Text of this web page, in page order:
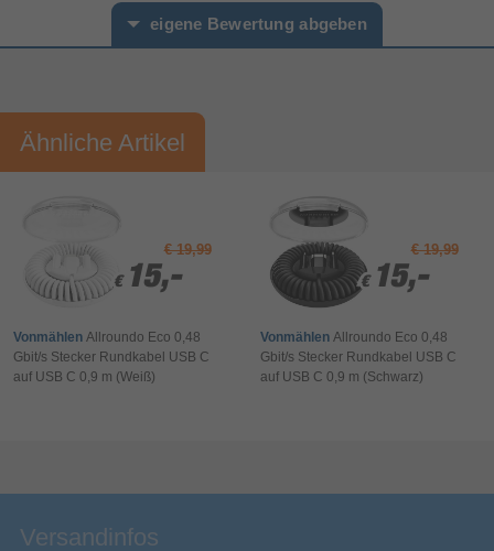
15094000026
Herstellerartikelnummer A88E2012
eigene Bewertung abgeben
Ihre Bewertung:
Ähnliche Artikel
€ 19,99
€ 15,-
€ 15,-
Vonmählen Allroundo Eco 0,48
Gbit/s Stecker Rundkabel USB C
auf USB C 0,9 m (Weiß)
€ 19,99
€ 15,-
€ 15,-
Vonmählen Allroundo Eco 0,48
Gbit/s Stecker Rundkabel USB C
auf USB C 0,9 m (Schwarz)
Versandinfos